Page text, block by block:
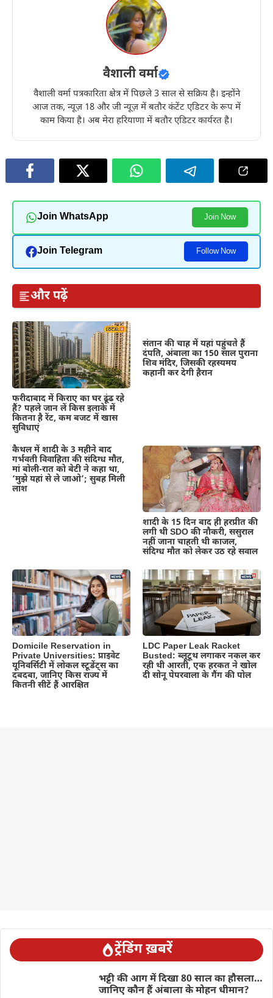
वैशाली वर्मा
वैशाली वर्मा पत्रकारिता क्षेत्र में पिछले 3 साल से सक्रिय है। इन्होंने
आज तक, न्यूज़ 18 और जी न्यूज़ में बतौर कंटेंट एडिटर के रूप में
काम किया है। अब मेरा हरियाणा में बतौर एडिटर कार्यरत है।
Join WhatsApp Join Now
Join Telegram Follow Now
और पढ़ें
फरीदाबाद में किराए का घर ढूंढ रहे
हैं? पहले जान लें किस इलाके में
कितना है रेंट, कम बजट में खास
सुविधाएं
संतान की चाह में यहां पहुंचते हैं
दंपति, अंबाला का 150 साल पुराना
शिव मंदिर, जिसकी रहस्यमय
कहानी कर देगी हैरान
कैथल में शादी के 3 महीने बाद
गर्भवती विवाहिता की संदिग्ध मौत,
मां बोली-रात को बेटी ने कहा था,
‘मुझे यहां से ले जाओ’; सुबह मिली
लाश
शादी के 15 दिन बाद ही हरप्रीत की
लगी थी SDO की नौकरी, ससुराल
नहीं जाना चाहती थी काजल,
संदिग्ध मौत को लेकर उठ रहे सवाल
Domicile Reservation in
Private Universities: प्राइवेट
यूनिवर्सिटी में लोकल स्टूडेंट्स का
दबदबा, जानिए किस राज्य में
कितनी सीटें हैं आरक्षित
LDC Paper Leak Racket
Busted: ब्लूटूथ लगाकर नकल कर
रही थी आरती, एक हरकत ने खोल
दी सोनू पेपरवाला के गैंग की पोल
ट्रेंडिंग ख़बरें
भट्टी की आग में दिखा 80 साल का हौसला…
जानिए कौन हैं अंबाला के मोहन धीमान?